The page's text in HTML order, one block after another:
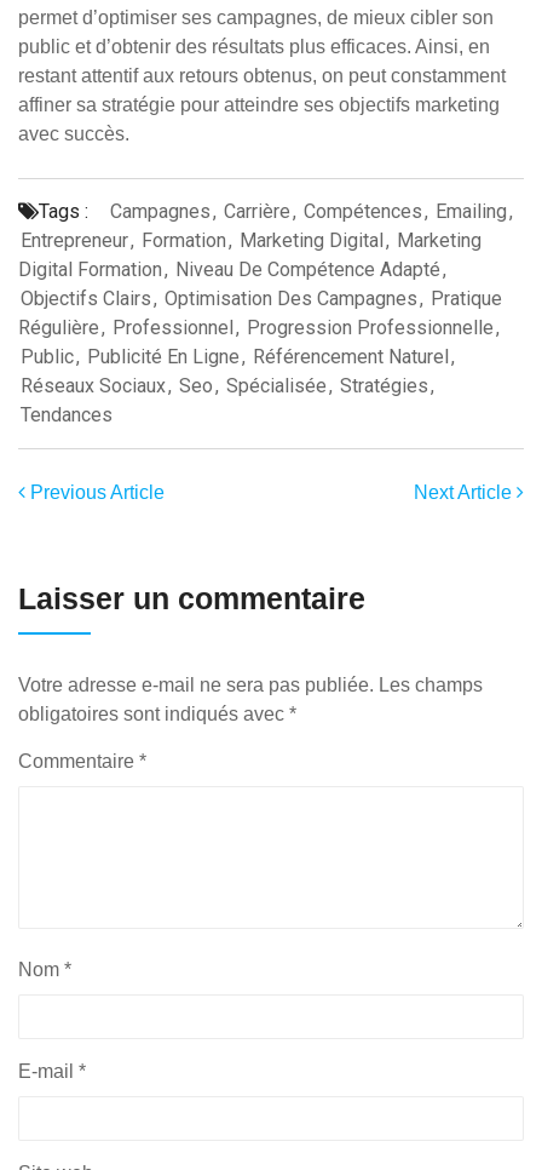
permet d’optimiser ses campagnes, de mieux cibler son
public et d’obtenir des résultats plus efficaces. Ainsi, en
restant attentif aux retours obtenus, on peut constamment
affiner sa stratégie pour atteindre ses objectifs marketing
avec succès.
Tags : Campagnes, Carrière, Compétences, Emailing,
Entrepreneur, Formation, Marketing Digital, Marketing
Digital Formation, Niveau De Compétence Adapté,
Objectifs Clairs, Optimisation Des Campagnes, Pratique
Régulière, Professionnel, Progression Professionnelle,
Public, Publicité En Ligne, Référencement Naturel,
Réseaux Sociaux, Seo, Spécialisée, Stratégies,
Tendances
Previous Article Next Article
Laisser un commentaire
Votre adresse e-mail ne sera pas publiée. Les champs
obligatoires sont indiqués avec *
Commentaire *
Nom *
E-mail *